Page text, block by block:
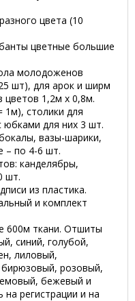
цвета (10
цветные большие
молодоженов
шт), для арок и ширм
цветов 1,2м х 0,8м.
столики для
юбками для них 3 шт.
вазы-шарики,
– по 4-6 шт.
канделябры,
шт.
из пластика.
и комплект
600м ткани. Отшиты
синий, голубой,
лиловый,
розовый,
бежевый и
регистрации и на